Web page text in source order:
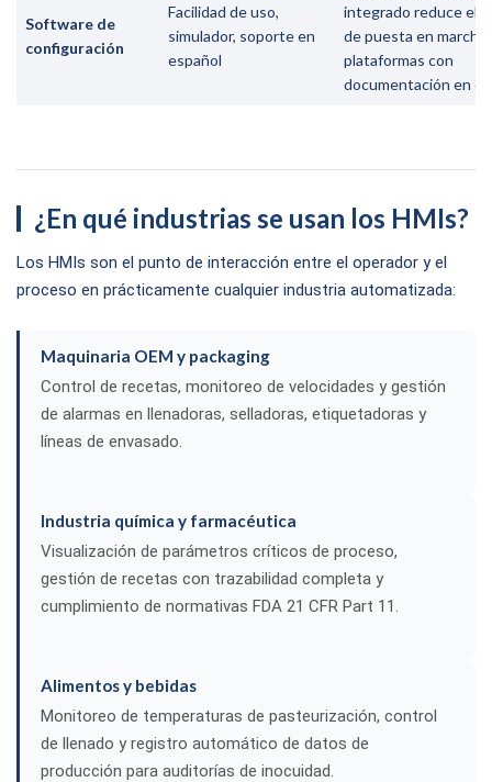
Software de
configuración
Facilidad de uso,
simulador, soporte en
español
integrado reduce el
de puesta en
plataformas con
documentación en
¿En qué industrias se usan los HMIs?
Los HMIs son el punto de interacción entre el operador y el
proceso en prácticamente cualquier industria automatizada:
Maquinaria OEM y packaging
Control de recetas, monitoreo de velocidades y gestión
de alarmas en llenadoras, selladoras, etiquetadoras y
líneas de envasado.
Industria química y farmacéutica
Visualización de parámetros críticos de proceso,
gestión de recetas con trazabilidad completa y
cumplimiento de normativas FDA 21 CFR Part 11.
Alimentos y bebidas
Monitoreo de temperaturas de pasteurización, control
de llenado y registro automático de datos de
producción para auditorías de inocuidad.